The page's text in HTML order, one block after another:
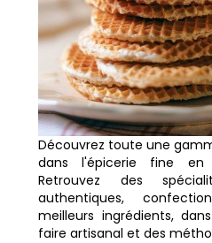
Découvrez toute une
dans l'épicerie fine en
Retrouvez des
authentiques,
meilleurs ingrédients,
faire artisanal et des